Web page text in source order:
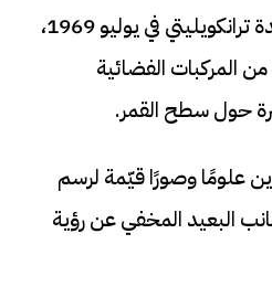
11 على سطح القمر في قاعدة ترانكويليتي في يوليو 1969،
المركبات الفضائية
حول سطح القمر.
علومًا وصورًا قيّمة لرسم
البعيد المخفي عن رؤية